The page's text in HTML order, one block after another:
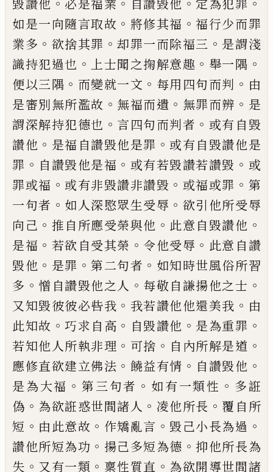
毀讚他
必是福業 自讚毀他 定為犯罪
如是一向隨言取故 。 將修其福 。福行少而罪
業多 。 欲捨其罪 。却罪一而除福三 。 是謂淺
識持犯過也 。 上士聞之掬解意趣 。 舉一隅 。
便以三隅 。 而變就一文 。 每用四句而判 。 由
是審別無所濫故 。 無福而遺 。 無罪而辨 。 是
謂深解持犯德也 。 言四句而判者 。 或有自毀
讚他 。 是福自讚毀他是罪 。 或有自毀讚他是
罪 。 自讚毀他是福 。 或有若毀讚若讚毀 。 或
罪或福 。 或有非毀讚非讚毀 。 或福或罪 。 第
一句者 。 如人深愍眾生受辱 。 欲引他所受辱
向己 。 推自所應受榮與他 。 此意自毀讚他 。
是福 。 若欲自受其榮 。令他受辱 。 此意自讚
毀他 。 是罪 。第二句者 。 如知時世風俗所習
多 。 憎自讚毀他之人 。 每敬自謙揚他之士 。
又知毀彼彼必呰我 。 我若讚他他還美我 。 由
此知故 。 巧求自高 。 自毀讚他 。 是為重罪 。
若知他人所執非理 。 可捨 。 自 內所解是道 。
應修直欲建立佛法 。 饒益有情 。 自讚毀他 。
是為大福 。 第三句者 。 如有一類性 。 多誑
偽 。 為欲誑惑世間諸人 。 凌他所長 。 覆自所
短 。 由此意故 。 作矯亂言 。 毀己小長為過 。
讚他所短為功 。 揚己多短為德 。 抑他所長為
失 。 又有一類 。 稟性質直 。 為欲開導世間諸